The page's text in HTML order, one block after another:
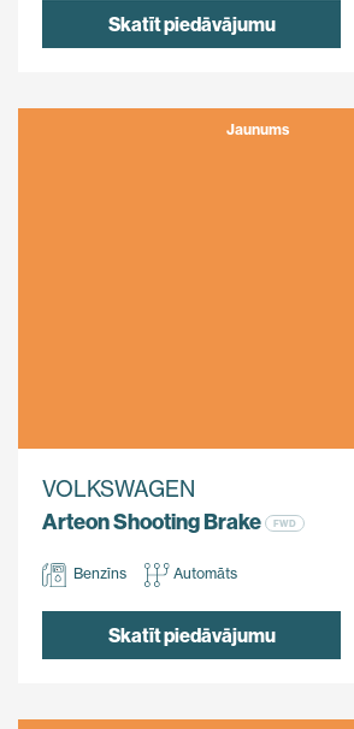
Skatīt piedāvājumu
Jaunums
VOLKSWAGEN
Arteon Shooting Brake
FWD
Benzīns Automāts
Skatīt piedāvājumu